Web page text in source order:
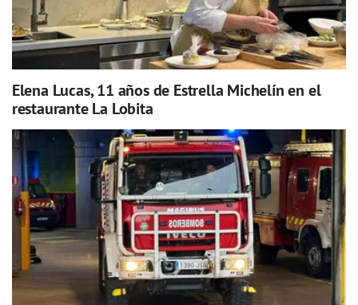
Elena Lucas, 11 años de Estrella Michelín en el
restaurante La Lobita